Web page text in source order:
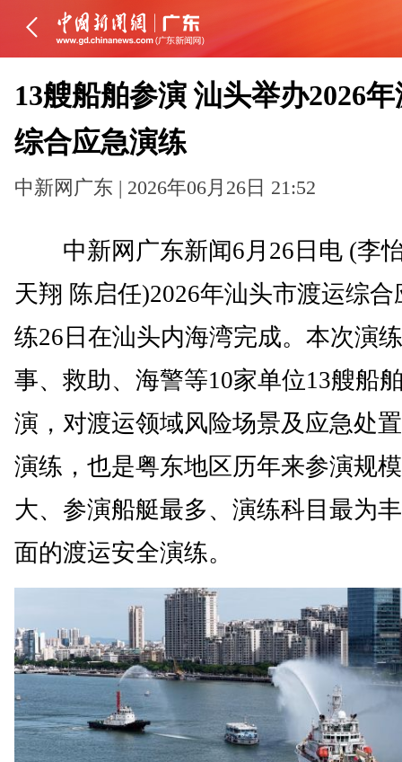
13艘船舶参演 汕头举办2026
综合应急演练
中新网广东 | 2026年06月26日 21:52
中新网广东新闻6月26日电 (李
天翔 陈启任)2026年汕头市渡运综合
练26日在汕头内海湾完成。本次演
事、救助、海警等10家单位13艘船
演，对渡运领域风险场景及应急处
演练，也是粤东地区历年来参演规
大、参演船艇最多、演练科目最为
面的渡运安全演练。